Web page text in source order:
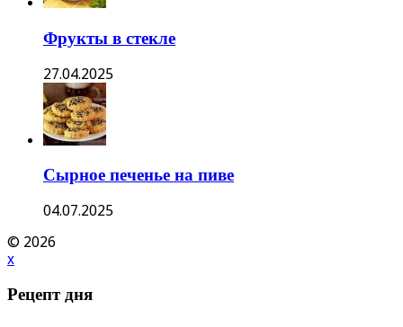
Фрукты в стекле
27.04.2025
Сырное печенье на пиве
04.07.2025
© 2026
x
Рецепт дня